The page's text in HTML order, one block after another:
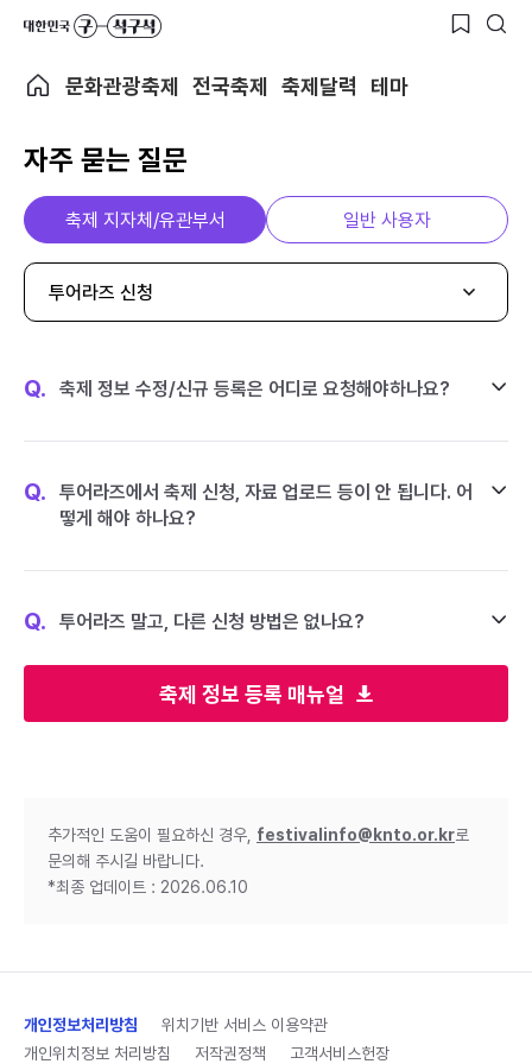
문화관광축제 전국축제 축제달력 테마
자주 묻는 질문
축제 정보 등록 매뉴얼
축제 지자체/유관부서 일반 사용자
투어라즈 신청
Q. 축제 정보 수정/신규 등록은 어디로 요청해야하나요?
Q.
투어라즈에서 축제 신청, 자료 업로드 등이 안 됩니다. 어
떻게 해야 하나요?
Q. 투어라즈 말고, 다른 신청 방법은 없나요?
추가적인 도움이 필요하신 경우, festivalinfo@knto.or.kr로
문의해 주시길 바랍니다.
*최종 업데이트 : 2026.06.10
개인정보처리방침
위치기반 서비스 이용약관
개인위치정보 처리방침
저작권정책 고객서비스헌장